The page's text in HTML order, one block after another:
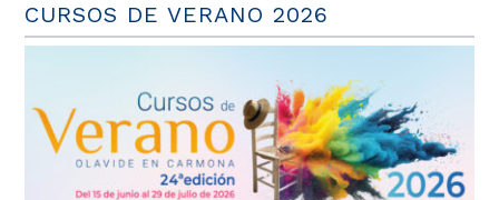
CURSOS DE VERANO 2026